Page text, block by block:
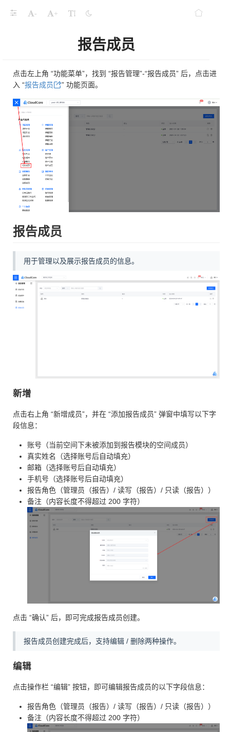
- +
报告成员
点击左上角 “功能菜单”，找到 “报告管理”-“报告成员” 后，点击进
入 “报告成员 ” 功能页面。
报告成员
用于管理以及展示报告成员的信息。
新增
点击右上角 “新增成员”，并在 “添加报告成员” 弹窗中填写以下字
段信息：
账号（当前空间下未被添加到报告模块的空间成员）
真实姓名（选择账号后自动填充）
邮箱（选择账号后自动填充）
手机号（选择账号后自动填充）
报告角色（管理员（报告）/ 读写（报告）/ 只读（报告））
备注（内容长度不得超过 200 字符）
点击 “确认” 后，即可完成报告成员创建。
报告成员创建完成后，支持编辑 / 删除两种操作。
编辑
点击操作栏 “编辑” 按钮，即可编辑报告成员的以下字段信息：
报告角色（管理员（报告）/ 读写（报告）/ 只读（报告））
备注（内容长度不得超过 200 字符）